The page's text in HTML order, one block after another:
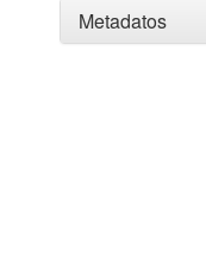
Metadatos